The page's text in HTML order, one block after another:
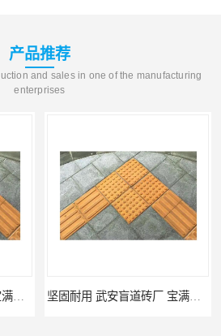
产品推荐
and sales in one of the manufacturing
enterprises